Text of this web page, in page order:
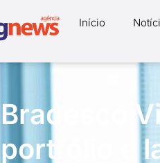
Início
Bradesco
portfólio e